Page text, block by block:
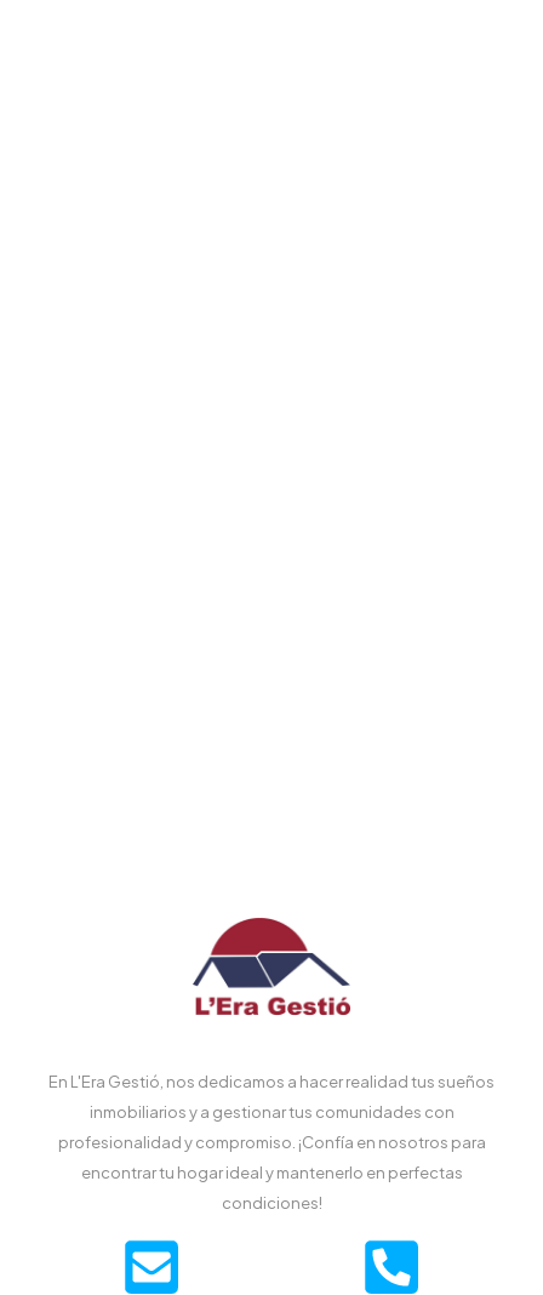
En L'Era Gestió, nos dedicamos a hacer realidad tus sueños
inmobiliarios y a gestionar tus comunidades con
profesionalidad y compromiso. ¡Confía en nosotros para
encontrar tu hogar ideal y mantenerlo en perfectas
condiciones!